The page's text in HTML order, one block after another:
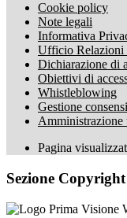
Cookie policy
Note legali
Informativa
Ufficio Relazioni
Dichiarazione di
Obiettivi di
Whistleblowing
Gestione
Amministrazione
Pagina
Sezione Copyright